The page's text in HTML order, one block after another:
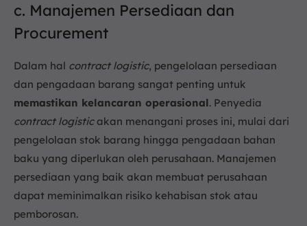
c. Manajemen Persediaan dan
Procurement
Dalam hal contract logistic, pengelolaan persediaan
dan pengadaan barang sangat penting untuk
memastikan kelancaran operasional. Penyedia
contract logisticakan menangani proses ini, mulai dari
pengelolaan stok barang hingga pengadaan bahan
baku yang diperlukan oleh perusahaan. Manajemen
persediaan yang baik akan membuat perusahaan
dapat meminimalkan risiko kehabisan stok atau
pemborosan.